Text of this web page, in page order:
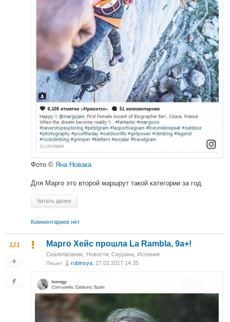
Фото © Яна Новака
Для Марго это второй маршрут такой категории за год.
Читать далее
Комментариев нет
121 Марго Хейс прошла La Rambla, 9а+!
Скалолазание Новости Сиурана, Испания
Пишет robinsya , 27.02.2017 14:35